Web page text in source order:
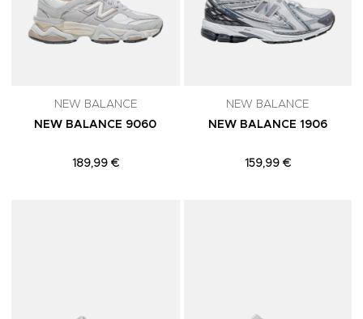
NEW BALANCE
NEW BALANCE 9060
189,99 €
NEW BALANCE
NEW BALANCE 1906
159,99 €